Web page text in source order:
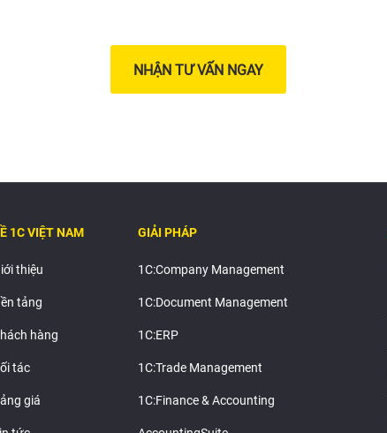
NHẬN TƯ VẤN NGAY
1C VIỆT NAM
thiệu
tảng
hàng
tác
giá
GIẢI PHÁP
1C:Company Management
1C:Document Management
1C:ERP
1C:Trade Management
1C:Finance & Accounting